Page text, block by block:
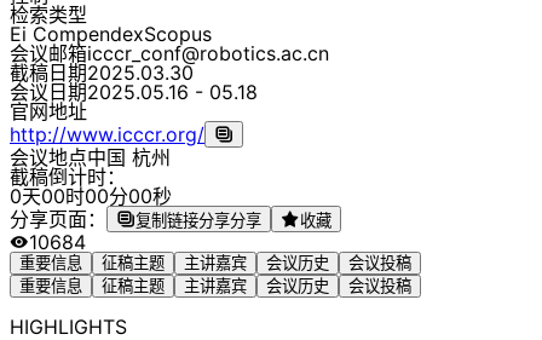
检索类型
Ei CompendexScopus
会议邮箱icccr_conf@robotics.ac.cn
截稿日期2025.03.30
会议日期2025.05.16 - 05.18
官网地址
http://www.icccr.org/
会议地点中国 杭州
截稿倒计时：
0天00时00分00秒
分享页面：
复制链接分享分享 收藏
10684
重要信息 征稿主题 主讲嘉宾 会议历史
会议投稿
重要信息
征稿主题 主讲嘉宾 会议历史 会议投稿
HIGHLIGHTS